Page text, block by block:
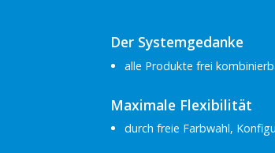
Der Systemgedanke
alle Produkte frei
Maximale Flexibilität
durch freie Farbwahl,